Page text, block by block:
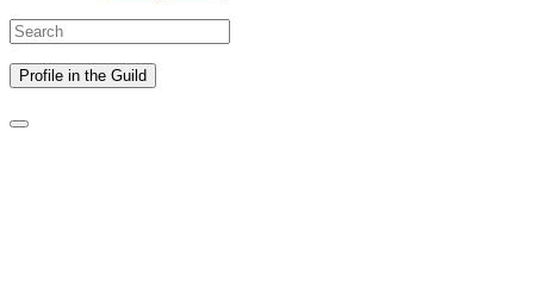
Profile in the Guild